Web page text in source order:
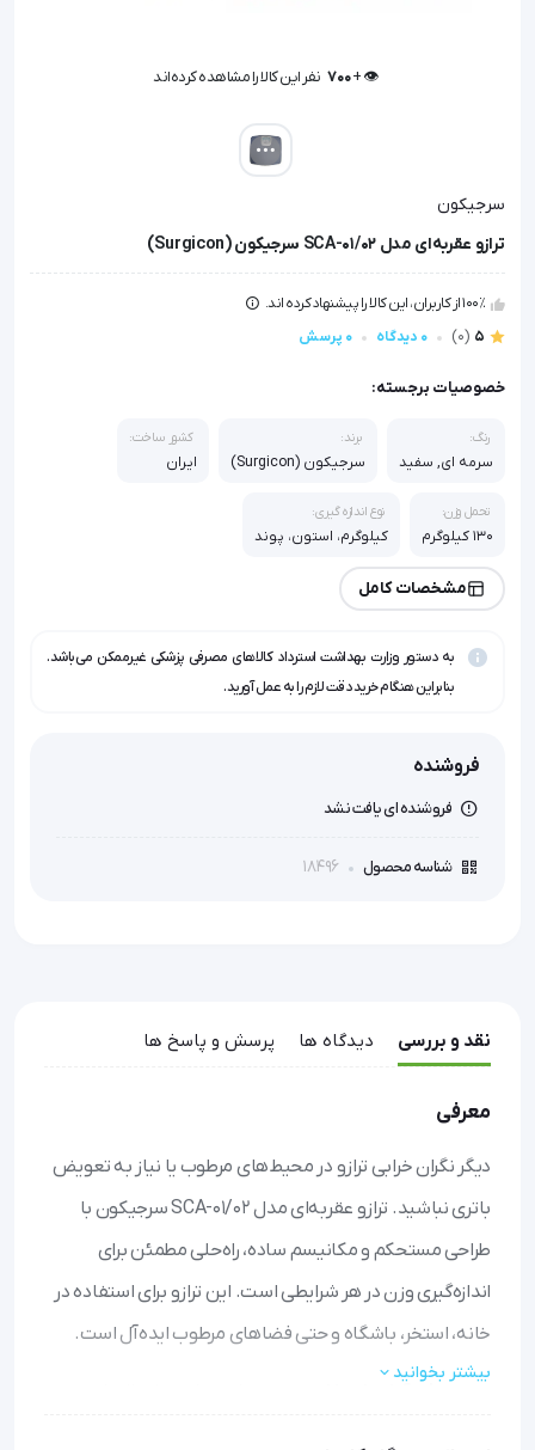
👁️ +
700 نفر این کالا را مشاهده کرده‌اند
سرجیکون
ترازو عقربه‌ای مدل SCA-01/02 سرجیکون (Surgicon)
100٪ از کاربران، این کالا را پیشنهاد کرده اند.
5
(0) 0 دیدگاه 0 پرسش
خصوصیات برجسته:
رنگ:
سرمه ای, سفید
برند:
سرجیکون (Surgicon)
کشور ساخت:
ایران
تحمل وزن:
130 کیلوگرم
نوع اندازه گیری:
کیلوگرم، استون، پوند
مشخصات کامل
به دستور وزارت بهداشت استرداد کالاهای مصرفی پزشکی غیرممکن می‌باشد.
بنابراین هنگام خرید دقت لازم را به عمل آورید.
فروشنده
فروشنده ای یافت نشد
شناسه محصول 18496
نقد و بررسی دیدگاه ها پرسش و پاسخ ها
معرفی
دیگر نگران خرابی ترازو در محیط‌های مرطوب یا نیاز به تعویض
باتری نباشید. ترازو عقربه‌ای مدل SCA-01/02 سرجیکون با
طراحی مستحکم و مکانیسم ساده، راه‌حلی مطمئن برای
اندازه‌گیری وزن در هر شرایطی است. این ترازو برای استفاده در
خانه، استخر، باشگاه و حتی فضاهای مرطوب ایده‌آل است.
بیشتر بخوانید